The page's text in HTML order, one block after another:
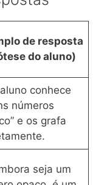
de resposta
do aluno)
conhece
números
e os grafa
seja um